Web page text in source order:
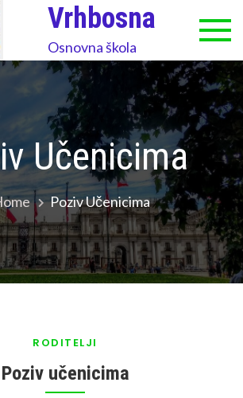
Vrhbosna
Osnovna škola
Učenicima
Poziv Učenicima
RODITELJI
Poziv učenicima